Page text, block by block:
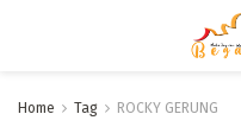
Home Tag ROCKY GERUNG